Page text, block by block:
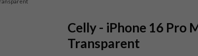
Celly - iPhone 16 Pro
Transparent